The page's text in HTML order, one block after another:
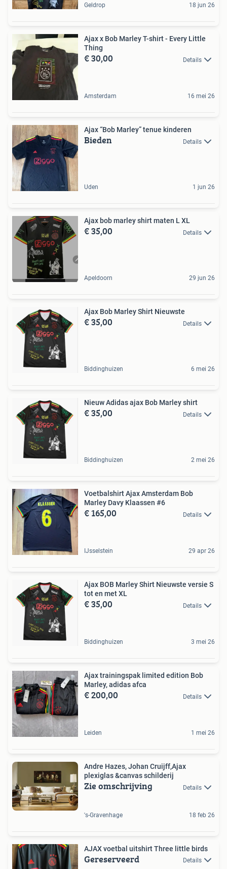
Geldrop 18 jun 26
Ajax x Bob Marley T-shirt - Every Little
Thing
€ 30,00 Details
Amsterdam 16 mei 26
Ajax “Bob Marley” tenue kinderen
Bieden Details
Uden 1 jun 26
Ajax bob marley shirt maten L XL
€ 35,00 Details
Apeldoorn 29 jun 26
Ajax Bob Marley Shirt Nieuwste
€ 35,00 Details
Biddinghuizen 6 mei 26
Nieuw Adidas ajax Bob Marley shirt
€ 35,00 Details
Biddinghuizen 2 mei 26
Voetbalshirt Ajax Amsterdam Bob
Marley Davy Klaassen #6
€ 165,00 Details
IJsselstein 29 apr 26
Ajax BOB Marley Shirt Nieuwste versie S
tot en met XL
€ 35,00 Details
Biddinghuizen 3 mei 26
Ajax trainingspak limited edition Bob
Marley, adidas afca
€ 200,00 Details
Leiden 1 mei 26
Andre Hazes, Johan Cruijff,Ajax
plexiglas &canvas schilderij
Zie omschrijving Details
's-Gravenhage 18 feb 26
AJAX voetbal uitshirt Three little birds
Gereserveerd Details